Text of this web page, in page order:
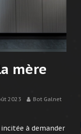
mère
2023 Bot Galnet
incitée à demander